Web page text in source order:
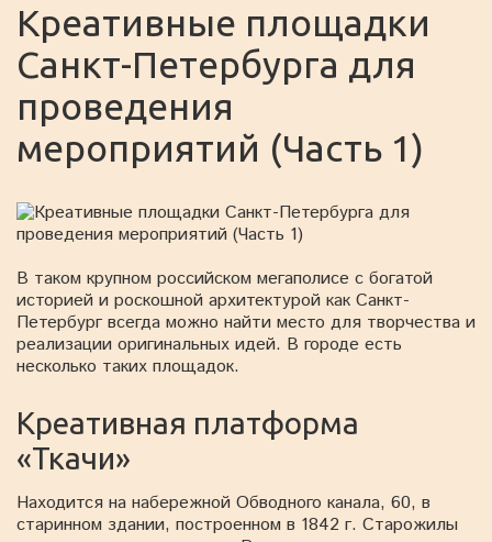
Креативные площадки
Санкт-Петербурга для
проведения
мероприятий (Часть 1)
В таком крупном российском мегаполисе с богатой
историей и роскошной архитектурой как Санкт-
Петербург всегда можно найти место для творчества и
реализации оригинальных идей. В городе есть
несколько таких площадок.
Креативная платформа
«Ткачи»
Находится на набережной Обводного канала, 60, в
старинном здании, построенном в 1842 г. Старожилы